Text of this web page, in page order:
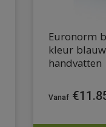
Euronorm
kleur
handvatten
€